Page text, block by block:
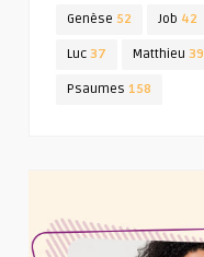
Genèse 52 Job 42
Luc 37 Matthieu 39
Psaumes 158